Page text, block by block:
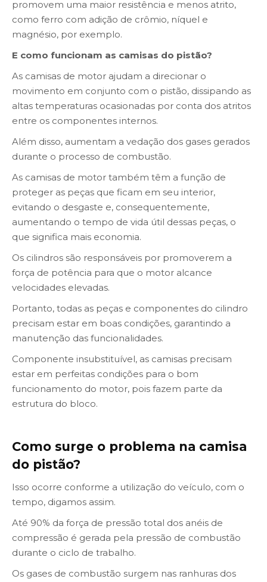
promovem uma maior resistência e menos atrito,
como ferro com adição de crômio, níquel e
magnésio, por exemplo.
E como funcionam as camisas do pistão?
As camisas de motor ajudam a direcionar o
movimento em conjunto com o pistão, dissipando as
altas temperaturas ocasionadas por conta dos atritos
entre os componentes internos.
Além disso, aumentam a vedação dos gases gerados
durante o processo de combustão.
As camisas de motor também têm a função de
proteger as peças que ficam em seu interior,
evitando o desgaste e, consequentemente,
aumentando o tempo de vida útil dessas peças, o
que significa mais economia.
Os cilindros são responsáveis por promoverem a
força de potência para que o motor alcance
velocidades elevadas.
Portanto, todas as peças e componentes do cilindro
precisam estar em boas condições, garantindo a
manutenção das funcionalidades.
Componente insubstituível, as camisas precisam
estar em perfeitas condições para o bom
funcionamento do motor, pois fazem parte da
estrutura do bloco.
Como surge o problema na camisa
do pistão?
Isso ocorre conforme a utilização do veículo, com o
tempo, digamos assim.
Até 90% da força de pressão total dos anéis de
compressão é gerada pela pressão de combustão
durante o ciclo de trabalho.
Os gases de combustão surgem nas ranhuras dos